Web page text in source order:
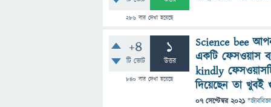
286বার দেখা হয়েছে
+4
টি ভোট
1
উত্তর
840 বার দেখা হয়েছে
Science bee
একটি ফেসওয়াস
kindly
দিয়েছেন তা খুবই
07 সেপ্টেম্বর 2021 "